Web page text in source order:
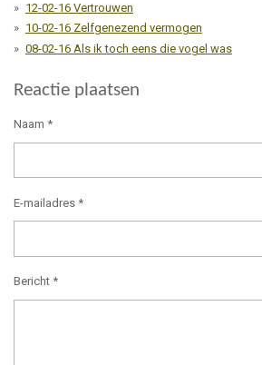
12-02-16 Vertrouwen
10-02-16 Zelfgenezend vermogen
08-02-16 Als ik toch eens die vogel was
Reactie plaatsen
Naam *
E-mailadres *
Bericht *